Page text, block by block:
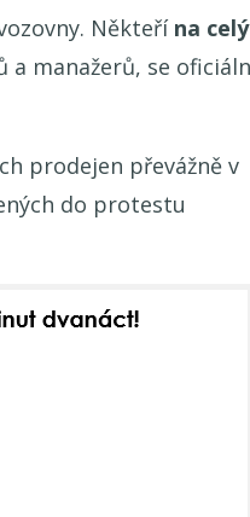
Někteří na
a manažerů, se
prodejen převážně v
do protestu